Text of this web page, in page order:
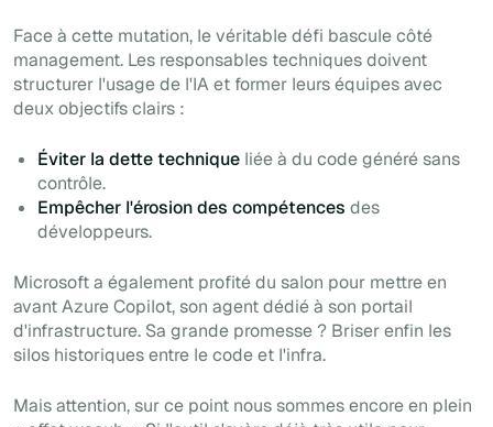
Face à cette mutation, le véritable défi bascule côté
management. Les responsables techniques doivent
structurer l'usage de l'IA et former leurs équipes avec
deux objectifs clairs :
Éviter la dette technique liée à du code généré sans
contrôle.
Empêcher l'érosion des compétences des
développeurs.
Microsoft a également profité du salon pour mettre en
avant Azure Copilot, son agent dédié à son portail
d'infrastructure. Sa grande promesse ? Briser enfin les
silos historiques entre le code et l'infra.
Mais attention, sur ce point nous sommes encore en plein